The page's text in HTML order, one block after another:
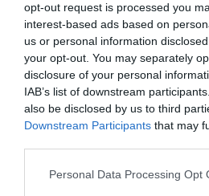
opt-out request is processed you
interest-based ads based on
us or personal information
your opt-out. You may separately
disclosure of your personal
IAB’s list of downstream
also be disclosed by us to third
Downstream Participants that may
Please note that this website/app
Personal Data Processing Opt
Η “ακτινογραφία” του
λόγω ΟΠΕΚΕΠΕ – Τι
επιλογές Σχοινά, Τουρνά,
Αύριο στις 11:00 η ορκωμοσία
κυβέρνησης
03.04.2026 - 14:45